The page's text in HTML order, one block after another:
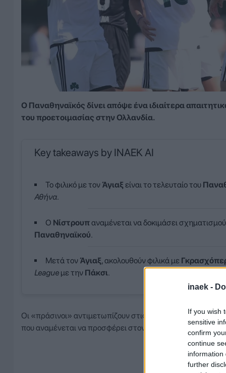
inaek -
If you wish
sensitive
confirm
continue
information
further
Ο Παναθηναϊκός δίνει απόψε ένα ιδιαίτερα
του προετοιμασίας στην Ολλανδία.
Key takeaways by INAEK AI
Το φιλικό με τον Άγιαξ είναι το τελευταίο του
Αθήνα.
Ο Νίστρουπαναμένεται να δοκιμάσει
Παναθηναϊκού.
Μετά τον Άγιαξ, ακολουθούν φιλικά με
Leagueμε την Πάκσι.
Οι «πράσινοι» αντιμετωπίζουν στις 18:00 τον ιστορικό
που αναμένεται να προσφέρει στον Τζέικομπ Νίστρουπ